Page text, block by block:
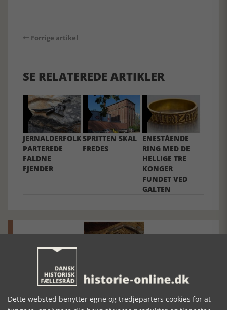
Forrige artikel
SE RELATEREDE ARTIKLER
JERNALDERFOLK
PARTEREDE
FALDNE
FJENDER
SPRITTEN SKAL
FREDES
ENESTÅENDE
RING MED DE
HELLIGE TRE
KONGER
FUNDET VED
GALTEN
Mosefolket
Den største samling af moselig i verden på Museum
Silkeborg Hovedgården
Dette websted benytter egne og tredjeparters cookies for at